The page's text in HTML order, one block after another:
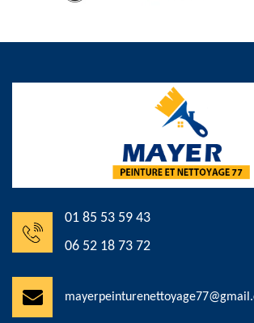
01 85 53 59 43
06 52 18 73 72